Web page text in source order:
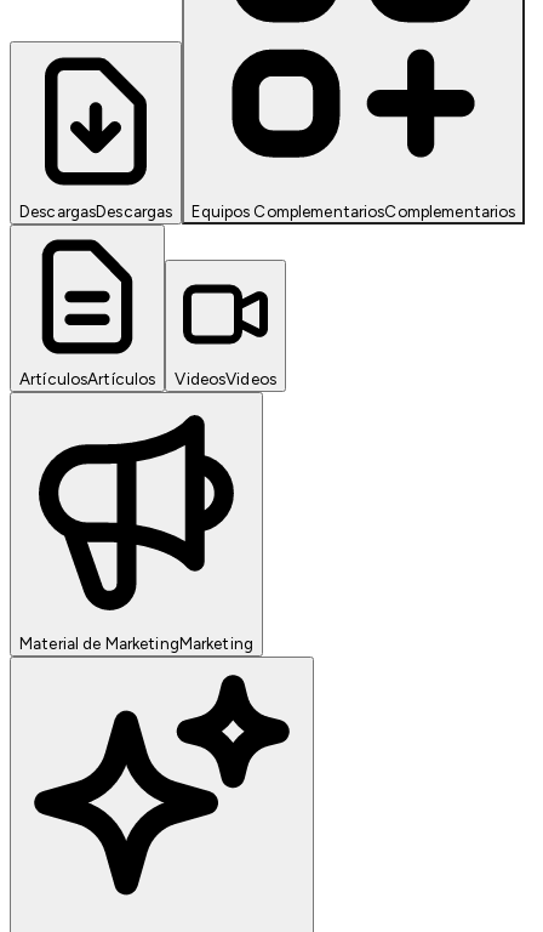
DescargasDescargas Equipos ComplementariosComplementarios
ArtículosArtículos VideosVideos
Material de MarketingMarketing